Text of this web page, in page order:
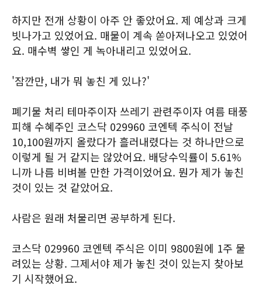
하지만 전개 상황이 아주 안 좋았어요. 제 예상과 크게
빗나가고 있었어요. 매물이 계속 쏟아져나오고 있었어
요. 매수벽 쌓인 게 녹아내리고 있었어요.
'잠깐만, 내가 뭐 놓친 게 있나?'
폐기물 처리 테마주이자 쓰레기 관련주이자 여름 태풍
피해 수혜주인 코스닥 029960 코엔텍 주식이 전날
10,100원까지 올랐다가 흘러내렸다는 것 하나만으로
이렇게 될 거 같지는 않았어요. 배당수익률이 5.61%
니까 나름 비벼볼 만한 가격이었어요. 뭔가 제가 놓친
것이 있는 것 같았어요.
사람은 원래 처물리면 공부하게 된다.
코스닥 029960 코엔텍 주식은 이미 9800원에 1주 물
려있는 상황. 그제서야 제가 놓친 것이 있는지 찾아보
기 시작했어요.